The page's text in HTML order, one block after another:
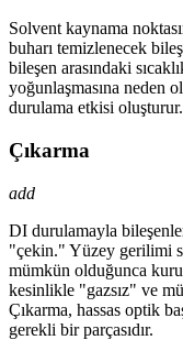
Solvent kaynama
buharı temizlenecek
bileşen arasındaki
yoğunlaşmasına neden
durulama etkisi oluşturur.
Çıkarma
add
DI durulamayla
"çekin." Yüzey gerilimi
mümkün olduğunca kuru
kesinlikle "gazsız" ve
Çıkarma, hassas optik
gerekli bir parçasıdır.